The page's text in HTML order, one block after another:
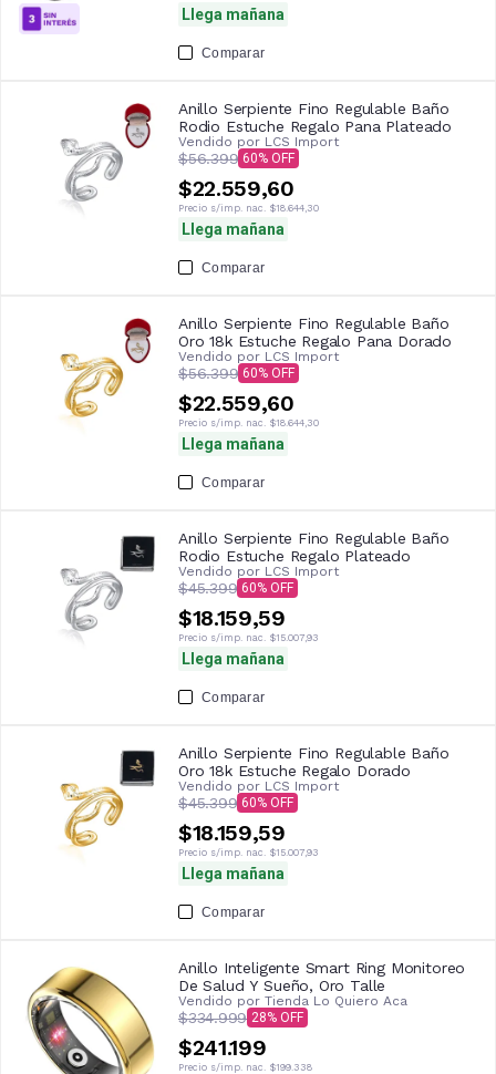
Llega mañana
Comparar
Anillo Serpiente Fino Regulable Baño
Rodio Estuche Regalo Pana Plateado
Vendido por LCS Import
$56.399 60
$22.559,60
Precio s/imp. nac. $18.644,30
Llega mañana
Comparar
Anillo Serpiente Fino Regulable Baño
Oro 18k Estuche Regalo Pana Dorado
Vendido por LCS Import
$56.399 60
$22.559,60
Precio s/imp. nac. $18.644,30
Llega mañana
Comparar
Anillo Serpiente Fino Regulable Baño
Rodio Estuche Regalo Plateado
Vendido por LCS Import
$45.399 60
$18.159,59
Precio s/imp. nac. $15.007,93
Llega mañana
Comparar
Anillo Serpiente Fino Regulable Baño
Oro 18k Estuche Regalo Dorado
Vendido por LCS Import
$45.399 60
$18.159,59
Precio s/imp. nac. $15.007,93
Llega mañana
Comparar
Anillo Inteligente Smart Ring Monitoreo
De Salud Y Sueño, Oro Talle
Vendido por Tienda Lo Quiero Aca
$334.999 28
$241.199
Precio s/imp. nac. $199.338